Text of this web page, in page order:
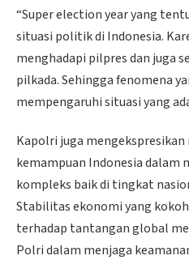
“Super election year yang
situasi politik di Indonesia.
menghadapi pilpres dan juga
pilkada. Sehingga fenomena
mempengaruhi situasi yang
Kapolri juga mengekspresikan
kemampuan Indonesia dalam
kompleks baik di tingkat
Stabilitas ekonomi yang
terhadap tantangan global
Polri dalam menjaga